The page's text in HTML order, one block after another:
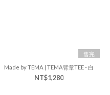
售完
Made by TEMA | TEMA臂章TEE - 白
NT$1,280